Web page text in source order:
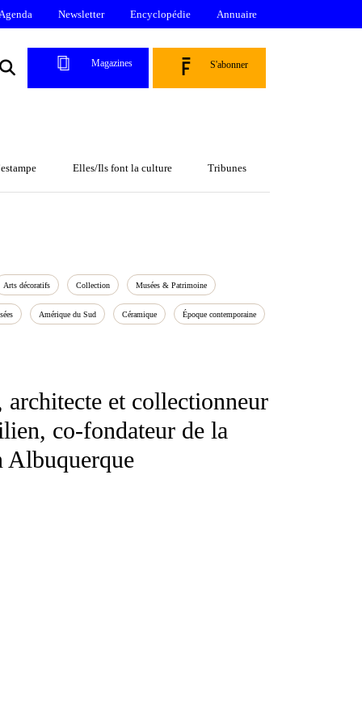
Newsletter Encyclopédie Annuaire
Magazines S'abonner
Elles/Ils font la culture Tribunes
Arts décoratifs Collection Musées & Patrimoine
Amérique du Sud Céramique Époque contemporaine
architecte et collectionneur
co-fondateur de la
Albuquerque